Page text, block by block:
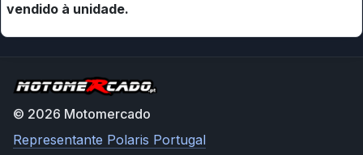
vendido à unidade.
© 2026 Motomercado
Representante Polaris Portugal